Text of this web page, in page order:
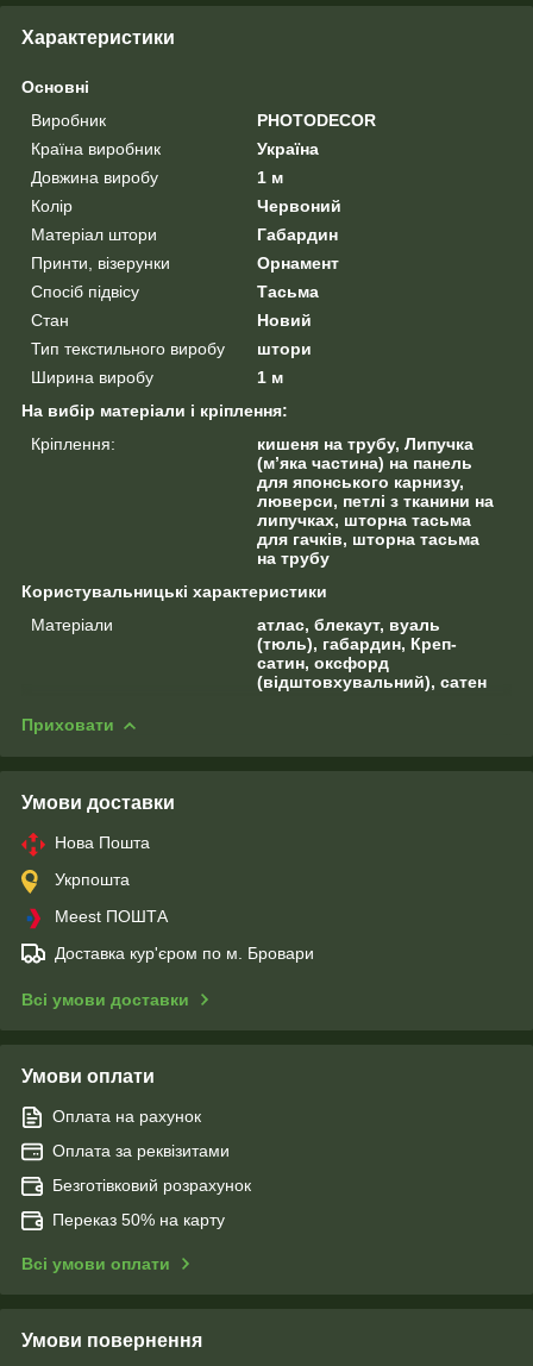
Характеристики
Основні
Виробник
PHOTODECOR
Країна виробник
Україна
Довжина виробу
1 м
Колір
Червоний
Матеріал штори
Габардин
Принти, візерунки
Орнамент
Спосіб підвісу
Тасьма
Стан
Новий
Тип текстильного виробу
штори
Ширина виробу
1 м
На вибір матеріали і кріплення:
Кріплення:
кишеня на трубу, Липучка
(м’яка частина) на панель
для японського карнизу,
люверси, петлі з тканини на
липучках, шторна тасьма
для гачків, шторна тасьма
на трубу
Користувальницькі характеристики
Матеріали
атлас, блекаут, вуаль
(тюль), габардин, Креп-
сатин, оксфорд
(відштовхувальний), сатен
Приховати
Умови доставки
Нова Пошта
Укрпошта
Meest ПОШТА
Доставка кур'єром по м. Бровари
Всі умови доставки
Умови оплати
Оплата на рахунок
Оплата за реквізитами
Безготівковий розрахунок
Переказ 50% на карту
Всі умови оплати
Умови повернення